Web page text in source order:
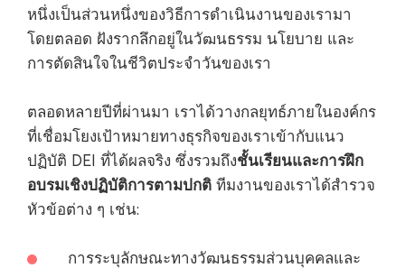
หนึ่งเป็นส่วนหนึ่งของวิธีการดำเนินงานของเรามา
โดยตลอด ฝังรากลึกอยู่ในวัฒนธรรม นโยบาย และ
การตัดสินใจในชีวิตประจำวันของเรา
ตลอดหลายปีที่ผ่านมา เราได้วางกลยุทธ์ภายในองค์กร
ที่เชื่อมโยงเป้าหมายทางธุรกิจของเราเข้ากับแนว
ปฏิบัติ DEI ที่ได้ผลจริง ซึ่งรวมถึงชั้นเรียนและการฝึก
อบรมเชิงปฏิบัติการตามปกติ ทีมงานของเราได้สำรวจ
หัวข้อต่าง ๆ เช่น:
การระบุลักษณะทางวัฒนธรรมส่วนบุคคลและ